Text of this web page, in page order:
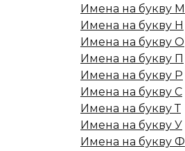
Имена на букву М
Имена на букву Н
Имена на букву О
Имена на букву П
Имена на букву Р
Имена на букву С
Имена на букву Т
Имена на букву У
Имена на букву Ф